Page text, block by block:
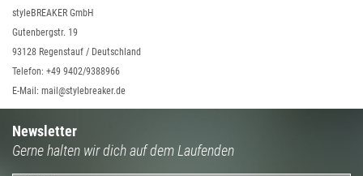
styleBREAKER GmbH
Gutenbergstr. 19
93128 Regenstauf / Deutschland
Telefon: +49 9402/9388966
E-Mail: mail@stylebreaker.de
Newsletter
Gerne halten wir dich auf dem Laufenden